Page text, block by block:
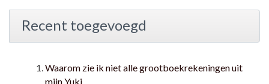
Recent toegevoegd
Waarom zie ik niet alle grootboekrekeningen uit
mijn Yuki ...